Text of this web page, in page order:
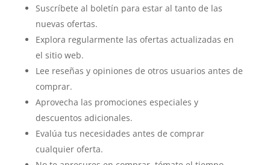
Suscríbete al boletín para estar al tanto de las
nuevas ofertas.
Explora regularmente las ofertas actualizadas en
el sitio web.
Lee reseñas y opiniones de otros usuarios antes de
comprar.
Aprovecha las promociones especiales y
descuentos adicionales.
Evalúa tus necesidades antes de comprar
cualquier oferta.